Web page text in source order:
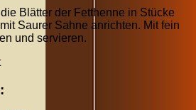
Blätter der Fetthenne in Stücke
Saurer Sahne anrichten. Mit fein
und servieren.